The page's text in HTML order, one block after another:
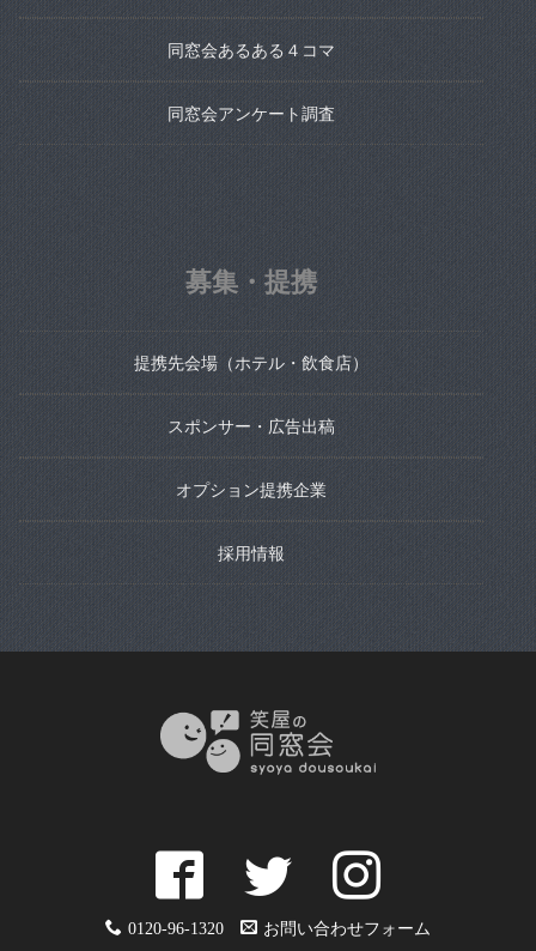
同窓会あるある４コマ
同窓会アンケート調査
募集・提携
提携先会場（ホテル・飲食店）
スポンサー・広告出稿
オプション提携企業
採用情報
0120-96-1320 お問い合わせフォーム